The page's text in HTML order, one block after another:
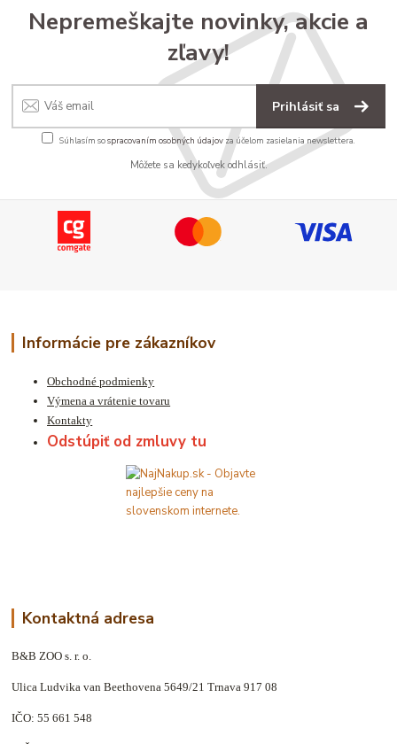
Nepremeškajte novinky, akcie a
zľavy!
Prihlásiť sa
Súhlasím sospracovaním osobných údajov za účelom zasielania newslettera.
Môžete sa kedykoľvek odhlásiť.
Informácie pre zákazníkov
Obchodné podmienky
Výmena a vrátenie tovaru
Kontakty
Odstúpiť od zmluvy tu
Kontaktná adresa
B&B ZOO s. r. o.
Ulica Ludvika van Beethovena 5649/21 Trnava 917 08
IČO: 55 661 548